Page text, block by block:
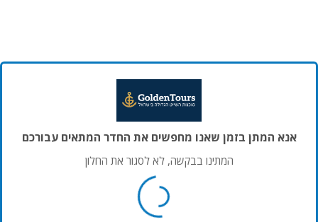
אנא המתן בזמן שאנו מחפשים את החדר המתאים עבורכם
המתינו בבקשה, לא לסגור את החלון